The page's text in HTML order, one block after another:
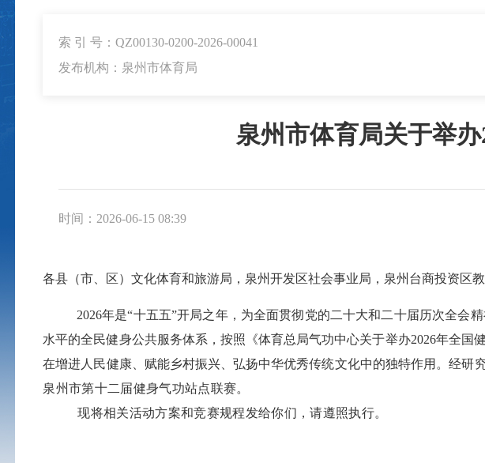
索 引 号：QZ00130-0200-2026-00041
发布机构：泉州市体育局
泉州市体育局关于举
时间：2026-06-15 08:39
各县（市、区）文化体育和旅游局，泉州开发区社会事业局，泉州台商投资区教
2026年是“十五五”开局之年，为全面贯彻党的二十大和二十届历次全会
水平的全民健身公共服务体系， 按照《体育总局气功中心关于举办2026年全国
在增进人民健康、赋能乡村振兴、弘扬中华优秀传统文化中的独特作用。经研
泉州市第十二届健身气功站点联赛。
现将相关活动方案和竞赛规程发给你们，请遵照执行。